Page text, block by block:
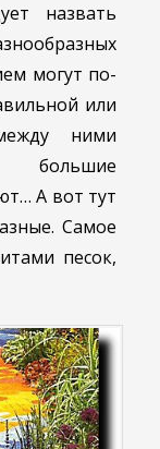
назвать
могут по-
или
ними
большие
А вот тут
Самое
песок,